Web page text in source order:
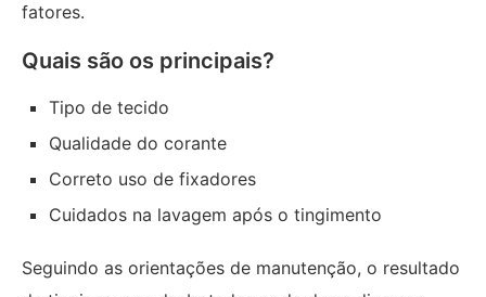
fatores.
Quais são os principais?
Tipo de tecido
Qualidade do corante
Correto uso de fixadores
Cuidados na lavagem após o tingimento
Seguindo as orientações de manutenção, o resultado